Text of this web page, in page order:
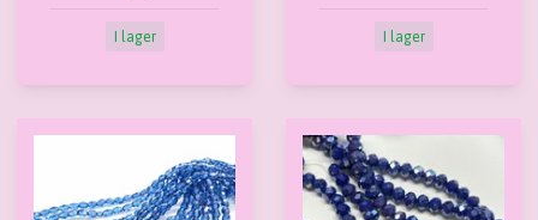
I lager I lager